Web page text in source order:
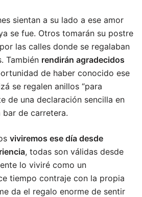
sientan a su lado a ese amor
se fue. Otros tomarán su postre
las calles donde se regalaban
También rendirán agradecidos
de haber conocido ese
se regalen anillos “para
de una declaración sencilla en
bar de carretera.
viviremos ese día desde
, todas son válidas desde
lo viviré como un
tiempo contraje con la propia
da el regalo enorme de sentir